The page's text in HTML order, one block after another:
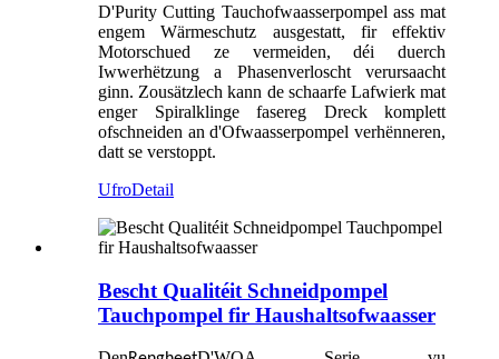
D'Purity Cutting Tauchofwaasserpompel ass mat
engem Wärmeschutz ausgestatt, fir effektiv
Motorschued ze vermeiden, déi duerch
Iwwerhëtzung a Phasenverloscht verursaacht
ginn. Zousätzlech kann de schaarfe Lafwierk mat
enger Spiralklinge fasereg Dreck komplett
ofschneiden an d'Ofwaasserpompel verhënneren,
datt se verstoppt.
UfroDetail
Bescht Qualitéit Schneidpompel
Tauchpompel fir Haushaltsofwaasser